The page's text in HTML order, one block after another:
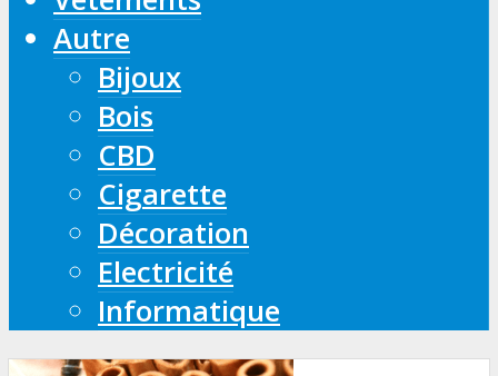
Autre
Bijoux
Bois
CBD
Cigarette
Décoration
Electricité
Informatique